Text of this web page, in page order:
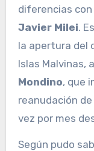
diferencias
Javier Milei.
la apertura del
Islas Malvinas,
Mondino, que
reanudación
vez por mes
Según pudo